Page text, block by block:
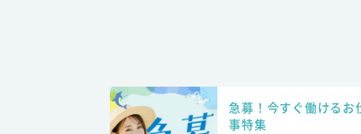
急募！今すぐ働けるお
事特集